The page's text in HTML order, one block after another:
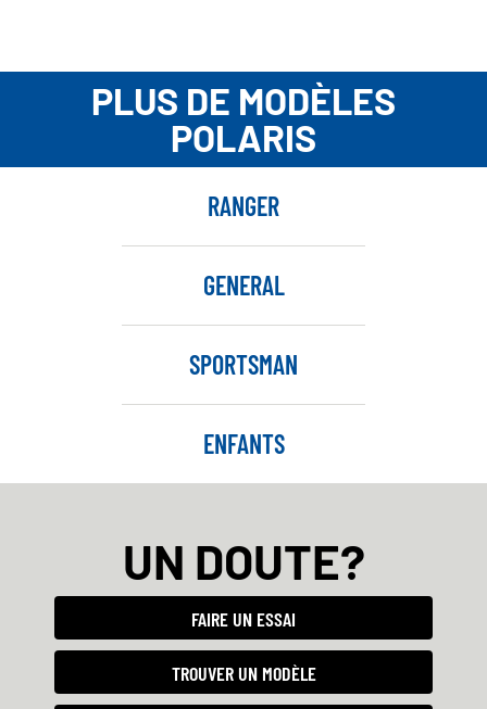
PLUS DE MODÈLES
POLARIS
RANGER
GENERAL
SPORTSMAN
ENFANTS
UN DOUTE?
FAIRE UN ESSAI
TROUVER UN MODÈLE